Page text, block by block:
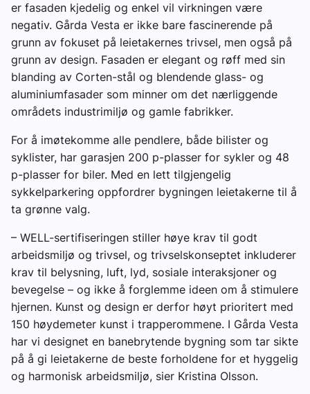
er fasaden kjedelig og enkel vil virkningen være
negativ. Gårda Vesta er ikke bare fascinerende på
grunn av fokuset på leietakernes trivsel, men også på
grunn av design. Fasaden er elegant og røff med sin
blanding av Corten-stål og blendende glass- og
aluminiumfasader som minner om det nærliggende
områdets industrimiljø og gamle fabrikker.
For å imøtekomme alle pendlere, både bilister og
syklister, har garasjen 200 p-plasser for sykler og 48
p-plasser for biler. Med en lett tilgjengelig
sykkelparkering oppfordrer bygningen leietakerne til å
ta grønne valg.
– WELL-sertifiseringen stiller høye krav til godt
arbeidsmiljø og trivsel, og trivselskonseptet inkluderer
krav til belysning, luft, lyd, sosiale interaksjoner og
bevegelse – og ikke å forglemme ideen om å stimulere
hjernen. Kunst og design er derfor høyt prioritert med
150 høydemeter kunst i trapperommene. I Gårda Vesta
har vi designet en banebrytende bygning som tar sikte
på å gi leietakerne de beste forholdene for et hyggelig
og harmonisk arbeidsmiljø, sier Kristina Olsson.